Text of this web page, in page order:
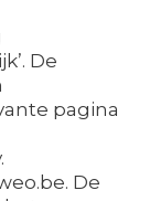
De
pagina
De